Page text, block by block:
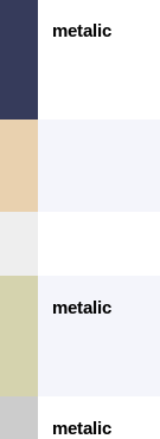
metalic
metalic
metalic